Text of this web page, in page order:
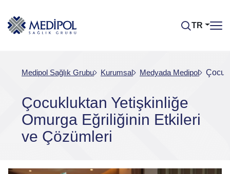
TR
Medipol Sağlık Grubu Kurumsal Medyada Medipol
Çocukluktan Yetişkinliğe
Omurga Eğriliğinin Etkileri
ve Çözümleri